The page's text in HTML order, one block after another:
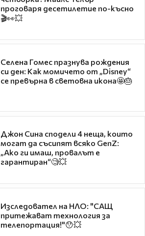
проговаря десетилетие по-късно
🎬👀💥
Селена Гомес празнува рождения
си ден: Как момичето от „Disney“
се превърна в световна икона🤩🎂
Джон Сина сподели 4 неща, които
могат да съсипят всяко GenZ:
„Ако ги имаш, провалът е
гарантиран“🧐💥
Изследовател на НЛО: "САЩ
притежават технология за
телепортация!"😯💥